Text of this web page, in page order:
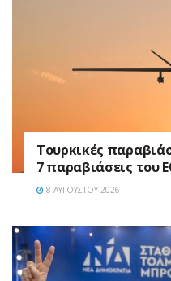
Τουρκικές
7 παραβιάσεις του
8 ΑΥΓΟΎΣΤΟΥ 2026